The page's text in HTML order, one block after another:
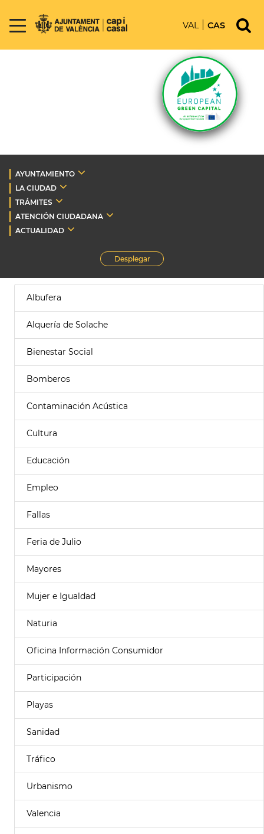
VAL CAS
AYUNTAMIENTO
LA CIUDAD
TRÁMITES
ATENCIÓN CIUDADANA
ACTUALIDAD
Desplegar
Albufera
Alquería de Solache
Bienestar Social
Bomberos
Contaminación Acústica
Cultura
Educación
Empleo
Fallas
Feria de Julio
Mayores
Mujer e Igualdad
Naturia
Oficina Información Consumidor
Participación
Playas
Sanidad
Tráfico
Urbanismo
Valencia